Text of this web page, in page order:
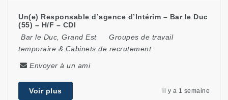
Un(e) Responsable d’agence d’Intérim – Bar le Duc
(55) – H/F – CDI
Bar le Duc Grand Est
Groupes de travail
temporaire & Cabinets de recrutement
Envoyer à un ami
Voir plus il y a 1 semaine